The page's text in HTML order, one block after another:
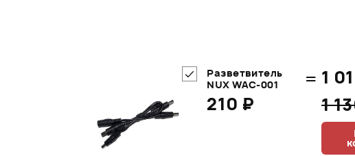
Разветвитель
NUX WAC-001
210 ₽
= 1
1